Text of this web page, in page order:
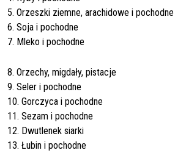
5. Orzeszki ziemne, arachidowe i pochodne
6. Soja i pochodne
7. Mleko i pochodne
8. Orzechy, migdały, pistacje
9. Seler i pochodne
10. Gorczyca i pochodne
11. Sezam i pochodne
12. Dwutlenek siarki
13. Łubin i pochodne